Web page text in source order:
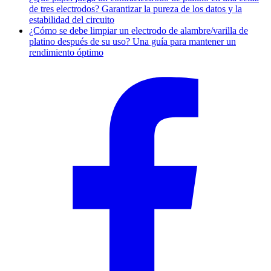
de tres electrodos? Garantizar la pureza de los datos y la
estabilidad del circuito
¿Cómo se debe limpiar un electrodo de alambre/varilla de
platino después de su uso? Una guía para mantener un
rendimiento óptimo